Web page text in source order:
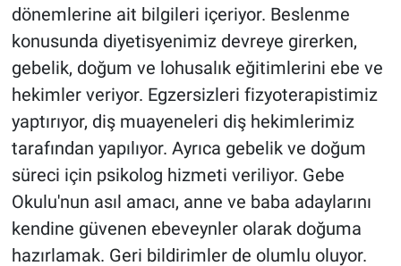
dönemlerine ait bilgileri içeriyor. Beslenme
konusunda diyetisyenimiz devreye girerken,
gebelik, doğum ve lohusalık eğitimlerini ebe ve
hekimler veriyor. Egzersizleri fizyoterapistimiz
yaptırıyor, diş muayeneleri diş hekimlerimiz
tarafından yapılıyor. Ayrıca gebelik ve doğum
süreci için psikolog hizmeti veriliyor. Gebe
Okulu'nun asıl amacı, anne ve baba adaylarını
kendine güvenen ebeveynler olarak doğuma
hazırlamak. Geri bildirimler de olumlu oluyor.